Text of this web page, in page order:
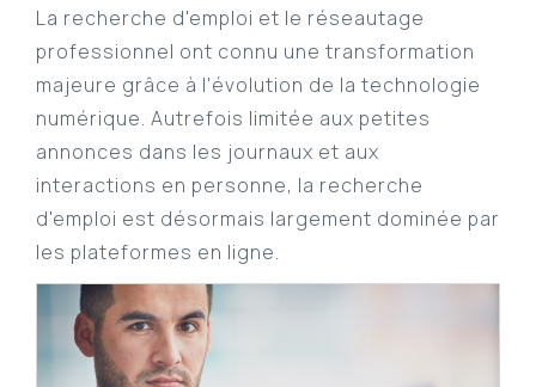
La recherche d'emploi et le réseautage
professionnel ont connu une transformation
majeure grâce à l'évolution de la technologie
numérique. Autrefois limitée aux petites
annonces dans les journaux et aux
interactions en personne, la recherche
d'emploi est désormais largement dominée par
les plateformes en ligne.